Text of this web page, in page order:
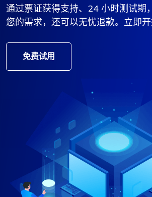
通过票证获得支持、24 小时测试期
您的需求，还可以无忧退款。立即开
免费试用